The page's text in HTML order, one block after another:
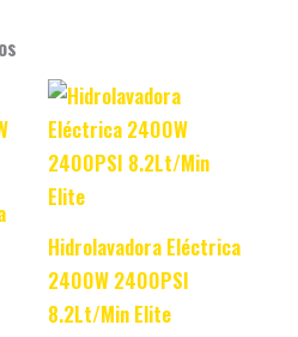
Hidrolavadora Eléctrica
2400W 2400PSI
8.2Lt/Min Elite
Original
price
was:
$ 1.300.000.